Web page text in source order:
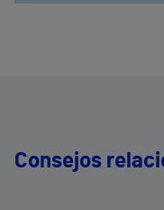
Consejos